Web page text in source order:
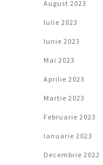
August 2023
Iulie 2023
Iunie 2023
Mai 2023
Aprilie 2023
Martie 2023
Februarie 2023
Ianuarie 2023
Decembrie 2022